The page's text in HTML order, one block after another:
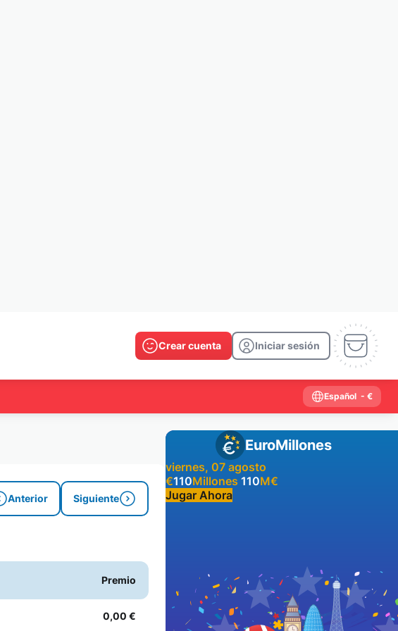
Crear cuenta Iniciar sesión
Español - €
Anterior Siguiente
Premio
0,00 €
EuroMillones
viernes, 07 agosto
€110Millones 110M€
Jugar Ahora
2026 2024 2023 2022
2021
2020
2019 2018 2017 2016 2015
2014
2013 2012 2011 2010
2009
2008
2007 2006 2005 2004